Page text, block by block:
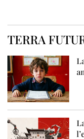
TERRA